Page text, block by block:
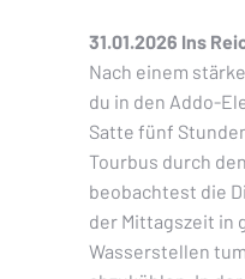
31.01.2026 Ins
Nach einem
du in den Addo-
Satte fünf
Tourbus durch
beobachtest die
der Mittagszeit in
Wasserstellen